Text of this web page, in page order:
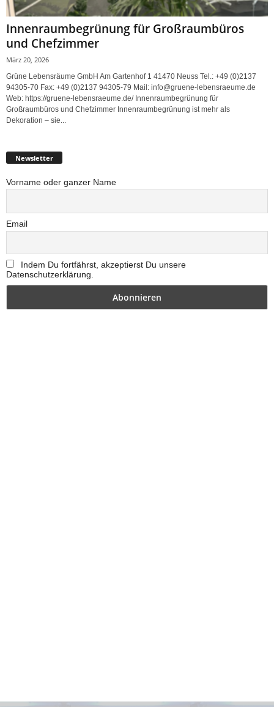
Innenraumbegrünung für Großraumbüros
und Chefzimmer
März 20, 2026
Grüne Lebensräume GmbH Am Gartenhof 1 41470 Neuss Tel.: +49 (0)2137
94305-70 Fax: +49 (0)2137 94305-79 Mail: info@gruene-lebensraeume.de
Web: https://gruene-lebensraeume.de/ Innenraumbegrünung für
Großraumbüros und Chefzimmer Innenraumbegrünung ist mehr als
Dekoration – sie...
Newsletter
Vorname oder ganzer Name
Email
Indem Du fortfährst, akzeptierst Du unsere
Datenschutzerklärung.